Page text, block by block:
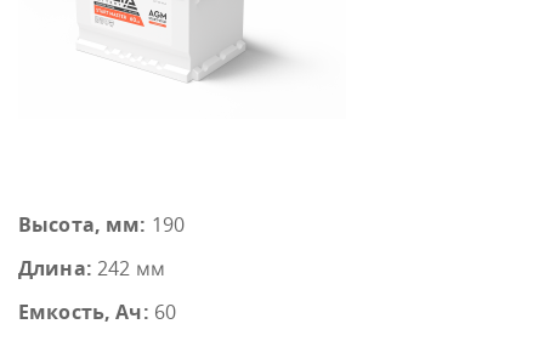
Высота, мм: 190
Длина: 242 мм
Емкость, Ач: 60